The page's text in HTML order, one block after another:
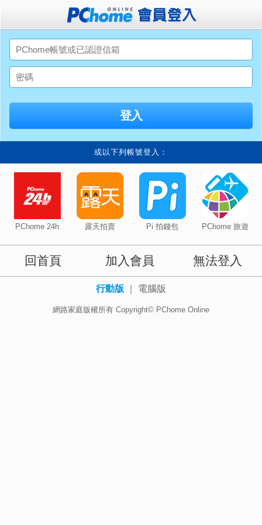
或以下列帳號登入：
PChome 24h 露天拍賣 Pi 拍錢包 PChome 旅遊
回首頁 加入會員 無法登入
行動版 電腦版
網路家庭版權所有 Copyright© PChome Online